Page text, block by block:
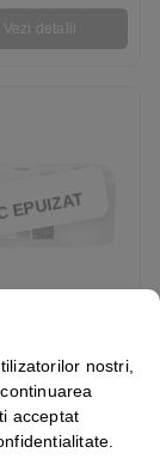
Vezi detalii
EPUIZAT
deinked,
1 strat, 780
pentru
Food
nostri,
acceptat